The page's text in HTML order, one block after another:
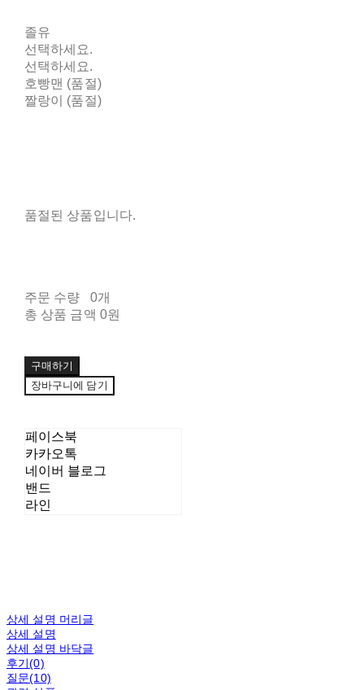
졸유
선택하세요.
선택하세요.
호빵맨 (품절)
짤랑이 (품절)
품절된 상품입니다.
주문 수량
0개
총 상품 금액 0원
구매하기
장바구니에 담기
페이스북
카카오톡
네이버 블로그
밴드
라인
상세 설명 머리글
상세 설명
상세 설명 바닥글
후기(0)
질문(10)